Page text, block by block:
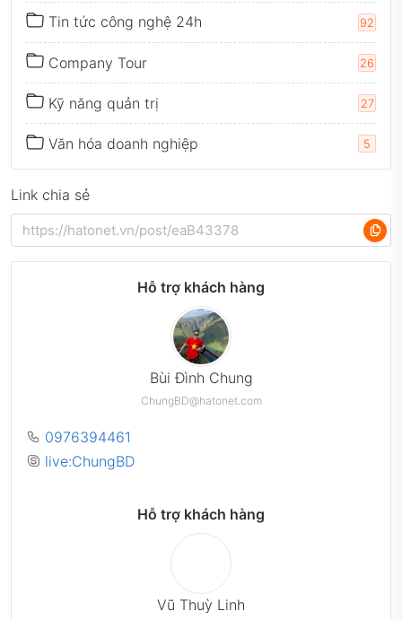
Tin tức công nghệ 24h 92
Company Tour 26
Kỹ năng quản trị 27
Văn hóa doanh nghiệp 5
Link chia sẻ
Hỗ trợ khách hàng
Bùi Đình Chung
ChungBD@hatonet.com
0976394461
live:ChungBD
Hỗ trợ khách hàng
Vũ Thuỳ Linh